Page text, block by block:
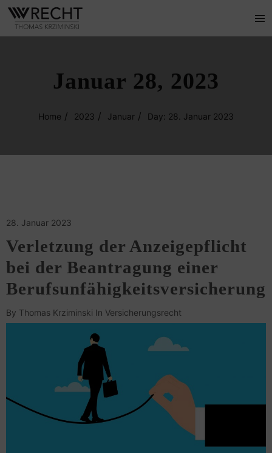
Januar 28, 2023
Home 2023 Januar Day: 28. Januar 2023
28. Januar 2023
Verletzung der Anzeigepflicht
bei der Beantragung einer
Berufsunfähigkeitsversicherung
By Thomas Krziminski In Versicherungsrecht